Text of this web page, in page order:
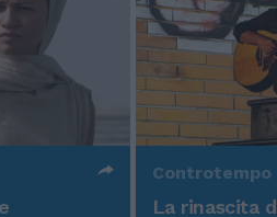
Controtempo
La rinascita